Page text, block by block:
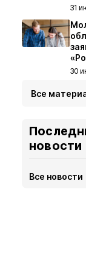
31
30
Все
новости
Все новости